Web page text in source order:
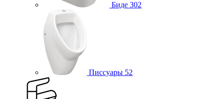
Биде 302
Писсуары 52